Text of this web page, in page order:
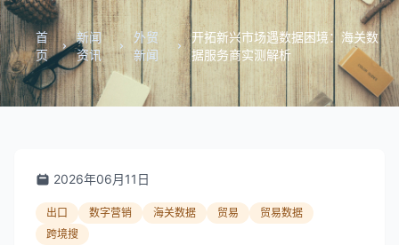
首
页
新闻
资讯
外贸
新闻
开拓新兴市场遇数据困境：海关数
据服务商实测解析
2026年06月11日
出口 数字营销 海关数据 贸易
贸易数据
跨境搜